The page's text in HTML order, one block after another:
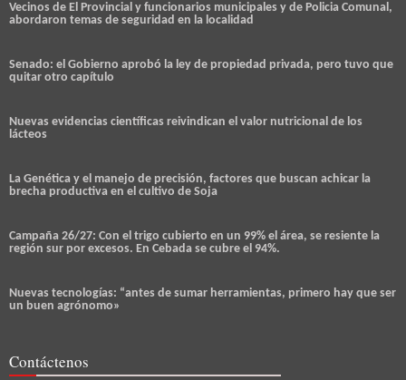
Vecinos de El Provincial y funcionarios municipales y de Policia Comunal,
abordaron temas de seguridad en la localidad
Senado: el Gobierno aprobó la ley de propiedad privada, pero tuvo que
quitar otro capítulo
Nuevas evidencias científicas reivindican el valor nutricional de los
lácteos
La Genética y el manejo de precisión, factores que buscan achicar la
brecha productiva en el cultivo de Soja
Campaña 26/27: Con el trigo cubierto en un 99% el área, se resiente la
región sur por excesos. En Cebada se cubre el 94%.
Nuevas tecnologías: “antes de sumar herramientas, primero hay que ser
un buen agrónomo»
Contáctenos